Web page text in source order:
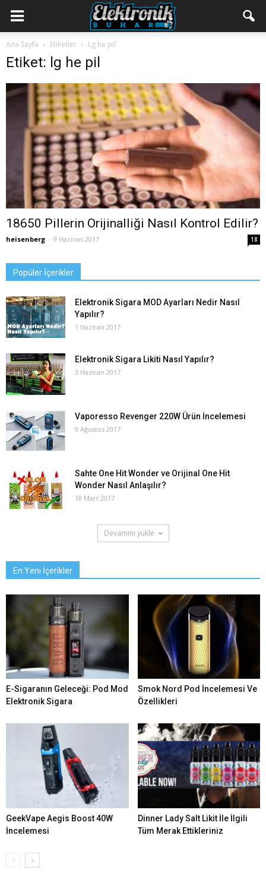
Ana Sayfa Etiketler Lg he pil
Etiket: lg he pil
18650 Pillerin Orijinalliği Nasıl Kontrol Edilir?
heisenberg - 9 Haziran 2017 18
Popüler İçerikler
Elektronik Sigara MOD Ayarları Nedir Nasıl
Yapılır?
1 Haziran 2017
Elektronik Sigara Likiti Nasıl Yapılır?
3 Haziran 2017
Vaporesso Revenger 220W Ürün İncelemesi
9 Ağustos 2017
Sahte One Hit Wonder ve Orijinal One Hit
Wonder Nasıl Anlaşılır?
18 Mart 2017
Devamını yükle
En Yeni İçerikler
E-Sigaranın Geleceği: Pod Mod
Elektronik Sigara
Smok Nord Pod İncelemesi Ve
Özellikleri
GeekVape Aegis Boost 40W
İncelemesi
Dinner Lady Salt Likit İle İlgili
Tüm Merak Ettikleriniz